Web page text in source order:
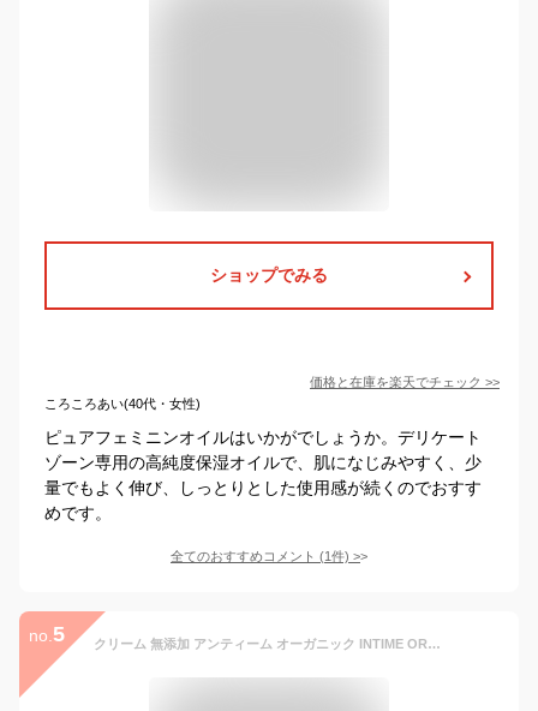
ショップでみる
価格と在庫を楽天でチェック >>
ころころあい(40代・女性)
ピュアフェミニンオイルはいかがでしょうか。デリケート
ゾーン専用の高純度保湿オイルで、肌になじみやすく、少
量でもよく伸び、しっとりとした使用感が続くのでおすす
めです。
全てのおすすめコメント (1件) >
no. 5 クリーム 無添加 アンティーム オーガニック INTIME ORGANIQUE アンティーム ホワイトクリーム 100ml デリケートゾーン 黒ずみ 購入金額別特典あり 正規品 天然 ナチュラル 専用 保湿 専用 vio